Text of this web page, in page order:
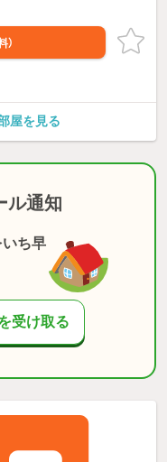
）
屋を見る
ル通知
ち早
受け取る